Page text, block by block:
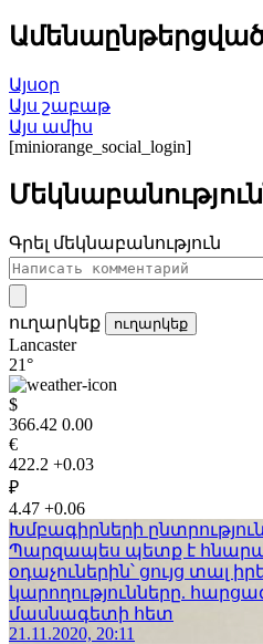
Այսօր
Այս շաբաթ
Այս ամիս
[miniorange_social_login]
Գրել մեկնաբանություն
ուղարկեք ուղարկեք
Lancaster
21°
$
366.42 0.00
€
422.2 +0.03
₽
4.47 +0.06
Խմբագիրների
Պարզապես պետք է
օդաչուներին՝ ցույց տալ
կարողությունները.
մասնագետի հետ
21.11.2020, 20:11